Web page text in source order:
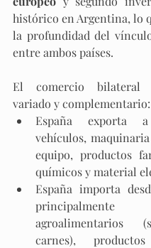
histórico en Argentina, lo
la profundidad del
entre ambos países.​
El comercio bilateral
variado y complementario:
España exporta
vehículos,
equipo, productos
químicos y material
España importa
principalmente
agroalimentarios
carnes),